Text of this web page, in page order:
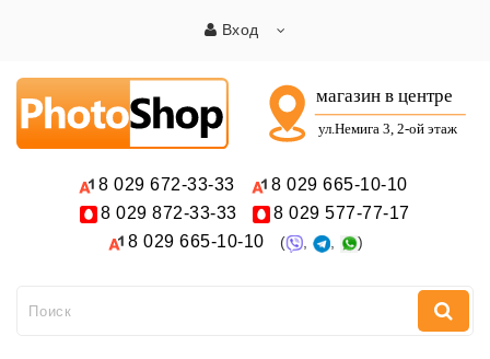
Вход
8 029 672-33-33 8 029 665-10-10
8 029 872-33-33 8 029 577-77-17
8 029 665-10-10 ( , , )